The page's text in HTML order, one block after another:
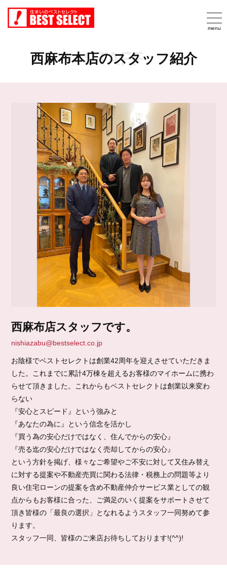
西麻布本店のスタッフ紹介
STAFF
西麻布店スタッフです。
nishiazabu@bestselect.co.jp
お陰様でベストセレクトは創業42周年を迎えさせていただきま
した。これまでに累計4万棟を超えるお客様のマイホームに携わ
らせて頂きました。これからもベストセレクトは創業以来変わ
らない
『安心とスピード』という強みと
『あなたの為に』という信念を活かし
『買う為の安心だけではなく、住んでからの安心』
『売る迄の安心だけではなく売却してからの安心』
という方針を掲げ、様々なご希望やご不安に対して又住み替え
に対する提案や不動産売買に関わる法律・税務上の問題等より
良い住宅ローンの提案を含め不動産仲介サービス業としての観
点からもお客様に合った、ご満足のいく提案をサポートさせて
頂き皆様の「最良の選択」となれるようスタッフ一同努めて参
ります。
スタッフ一同、皆様のご来店お待ちしております!(^^)!